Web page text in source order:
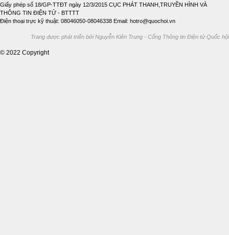
Giấy phép số 18/GP-TTĐT ngày 12/3/2015 CỤC PHÁT THANH,TRUYỀN HÌNH VÀ
THÔNG TIN ĐIỆN TỬ - BTTTT
Điện thoại trực kỹ thuật: 08046050-08046338 Email: hotro@quochoi.vn
Trang được phát triển bởi Nguyễn Kiên Trung - Cổng Thông tin Điện tử Quốc hội
© 2022 Copyright